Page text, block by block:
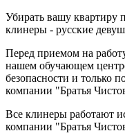
Убирать вашу квартиру
клинеры - русские
Перед приемом на
нашем обучающем
безопасности и только
компании "Братья
Все клинеры работают
компании "Братья